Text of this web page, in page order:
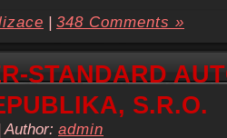
| 348 Comments »
STANDARD
S.R.O.
Author: admin